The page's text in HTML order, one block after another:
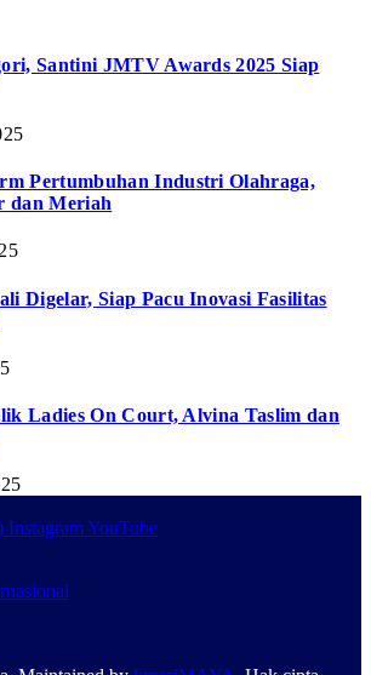
Santini JMTV Awards 2025 Siap
Pertumbuhan Industri Olahraga,
dan Meriah
Digelar, Siap Pacu Inovasi Fasilitas
Ladies On Court, Alvina Taslim dan
InstagramYouTube